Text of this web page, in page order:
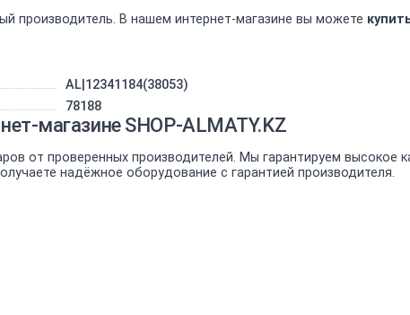
производитель. В нашем интернет-магазине вы можете
AL|12341184(38053)
78188
магазине SHOP-ALMATY.KZ
от проверенных производителей. Мы гарантируем высокое
надёжное оборудование с гарантией производителя.